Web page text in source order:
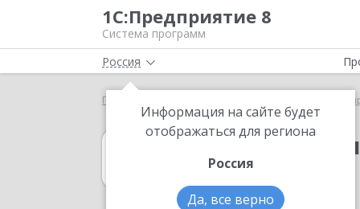
1С:Предприятие 8
Система программ
Россия
Информация на сайте будет
отображаться для региона
Россия
Да, все верно
Главная Выбор
в Липецке